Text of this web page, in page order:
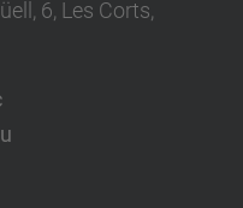
6, Les Corts,